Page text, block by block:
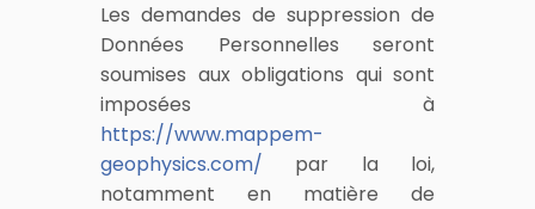
Les demandes de suppression de
Données Personnelles seront
soumises aux obligations qui sont
imposées à
https://www.mappem-
geophysics.com/ par la loi,
notamment en matière de